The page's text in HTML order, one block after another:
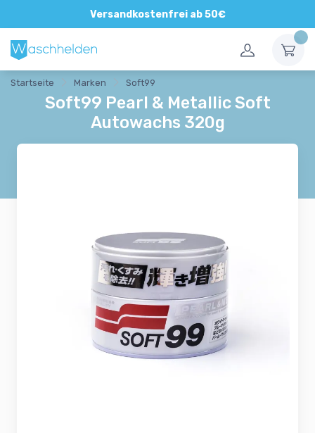
Versandkostenfrei ab 50€
Direkte und persönliche Beratung
Startseite Marken Soft99
Soft99 Pearl & Metallic Soft
Autowachs 320g